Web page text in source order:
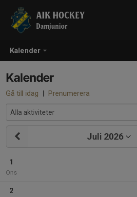
Kalender
AIK HOCKEY
Damjunior
Kalender
Gå till idag | Prenumerera
Juli 2026
1
Ons
2